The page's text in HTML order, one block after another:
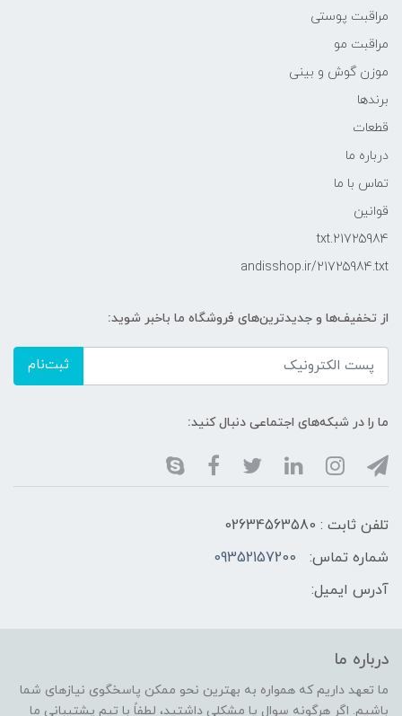
مراقبت پوستی
مراقبت مو
موزن گوش و بینی
برندها
قطعات
درباره ما
تماس با ما
قوانین
21725984.txt
andisshop.ir/21725984.txt
از تخفیف‌ها و جدیدترین‌های فروشگاه ما باخبر شوید:
ثبت‌نام
ما را در شبکه‌های اجتماعی دنبال کنید:
تلفن ثابت : 02634563580
شماره تماس:
09352157200
آدرس ایمیل:
درباره ما
ما تعهد داریم که همواره به بهترین نحو ممکن پاسخگوی نیازهای شما
باشیم. اگر هرگونه سوال یا مشکلی داشتید، لطفاً با تیم پشتیبانی ما